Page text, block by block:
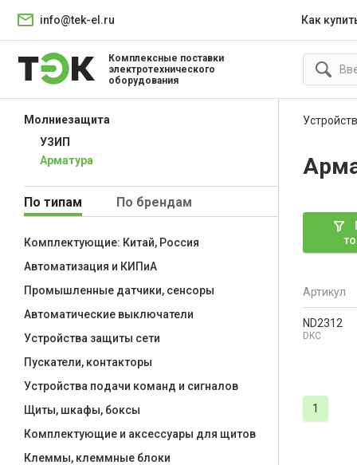
info@tek-el.ru Как
Комплексные поставки
электротехнического
оборудования
Артикул
ND2312
DKC
1
Молниезащита
УЗИП
Арматура
По типам По брендам
Комплектующие: Китай, Россия
Автоматизация и КИПиА
Промышленные датчики, сенсоры
Автоматические выключатели
Устройства защиты сети
Пускатели, контакторы
Устройства подачи команд и сигналов
Щиты, шкафы, боксы
Комплектующие и аксессуары для щитов
Клеммы, клеммные блоки